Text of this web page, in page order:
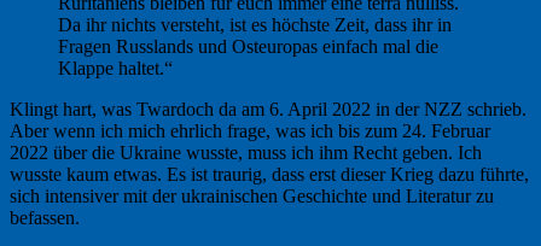
Da ihr nichts versteht, ist es höchste Zeit, dass ihr in
Fragen Russlands und Osteuropas einfach mal die
Klappe haltet.“
Klingt hart, was Twardoch da am 6. April 2022 in der NZZ schrieb.
Aber wenn ich mich ehrlich frage, was ich bis zum 24. Februar
2022 über die Ukraine wusste, muss ich ihm Recht geben. Ich
wusste kaum etwas. Es ist traurig, dass erst dieser Krieg dazu führte,
sich intensiver mit der ukrainischen Geschichte und Literatur zu
befassen.